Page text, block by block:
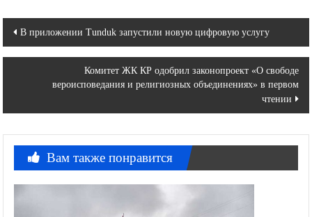
Навигация
по
записям
В приложении Tunduk запустили новую цифровую услугу
Комитет ЖК КР одобрил законопроект «О свободе
вероисповедания и религиозных объединениях» в первом
чтении
Вам также понравится